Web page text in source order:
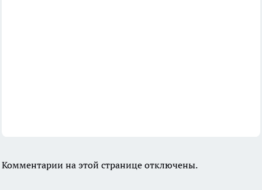
Комментарии на этой странице отключены.